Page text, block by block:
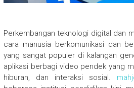
Perkembangan teknologi digital dan
cara manusia berkomunikasi dan
yang sangat populer di kalangan
aplikasi berbagi video pendek yang
hiburan, dan interaksi sosial.